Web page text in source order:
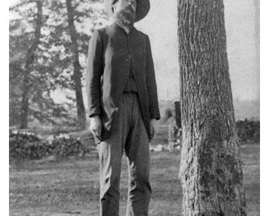
La Torche (série Incidental Gestures)
Vous aimerez peut-être les oeuvres
suivantes